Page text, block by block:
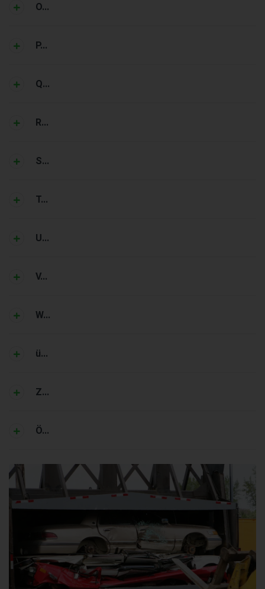
O...
P...
Q...
R...
S...
T...
U...
V...
W...
ü...
Z...
Ö...